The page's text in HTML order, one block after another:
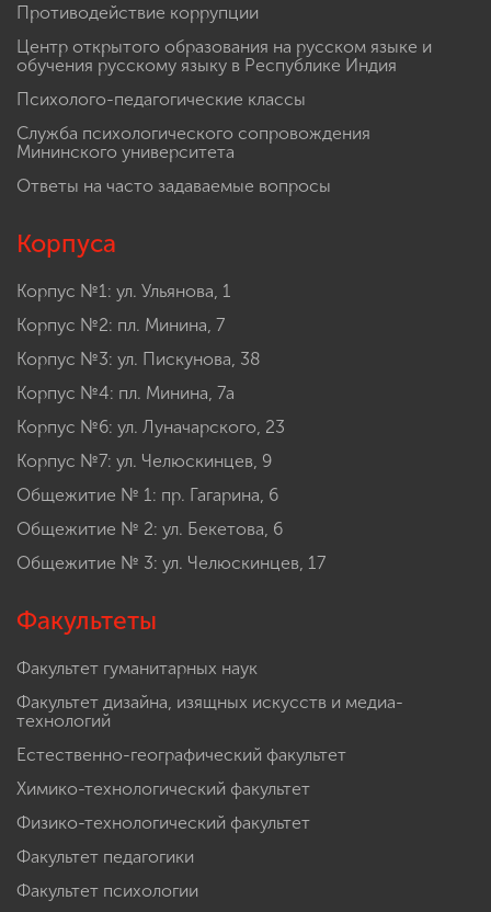
Противодействие коррупции
Центр открытого образования на русском языке и
обучения русскому языку в Республике Индия
Психолого-педагогические классы
Служба психологического сопровождения
Мининского университета
Ответы на часто задаваемые вопросы
Корпуса
Корпус №1: ул. Ульянова, 1
Корпус №2: пл. Минина, 7
Корпус №3: ул. Пискунова, 38
Корпус №4: пл. Минина, 7а
Корпус №6: ул. Луначарского, 23
Корпус №7: ул. Челюскинцев, 9
Общежитие № 1: пр. Гагарина, 6
Общежитие № 2: ул. Бекетова, 6
Общежитие № 3: ул. Челюскинцев, 17
Факультеты
Факультет гуманитарных наук
Факультет дизайна, изящных искусств и медиа-
технологий
Естественно-географический факультет
Химико-технологический факультет
Физико-технологический факультет
Факультет педагогики
Факультет психологии